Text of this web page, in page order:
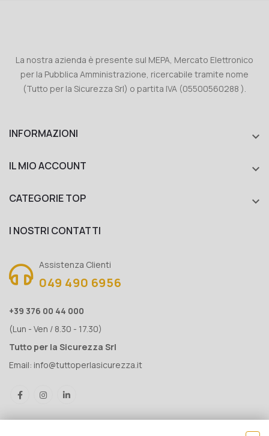
La nostra azienda è presente sul MEPA, Mercato Elettronico
per la Pubblica Amministrazione, ricercabile tramite nome
(Tutto per la Sicurezza Srl) o partita IVA (05500560288 ).
INFORMAZIONI 
IL MIO ACCOUNT 
CATEGORIE TOP 
I NOSTRI CONTATTI
Assistenza Clienti
049 490 6956
+39 376 00 44 000
(Lun - Ven / 8.30 - 17.30)
Tutto per la Sicurezza Srl
Email: info@tuttoperlasicurezza.it